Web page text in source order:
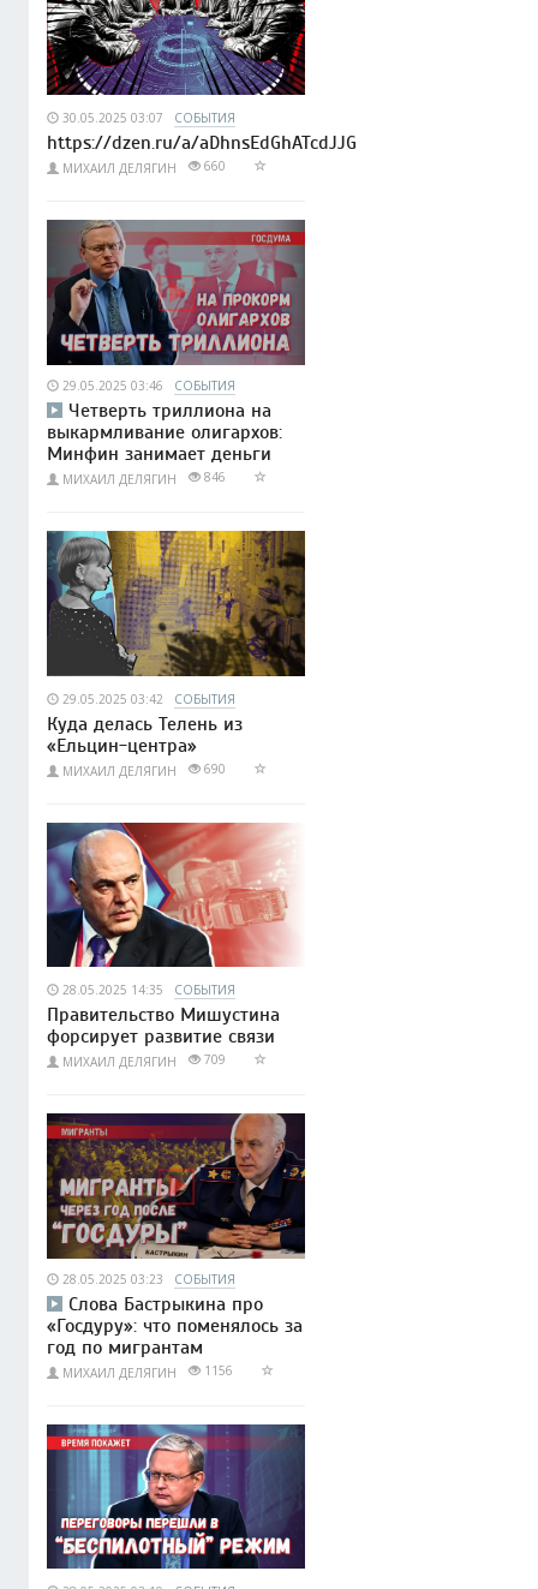
30.05.2025 03:07 СОБЫТИЯ
https://dzen.ru/a/aDhnsEdGhATcdJJG
МИХАИЛ ДЕЛЯГИН 660
29.05.2025 03:46 СОБЫТИЯ
Четверть триллиона на
выкармливание олигархов:
Минфин занимает деньги
МИХАИЛ ДЕЛЯГИН 846
29.05.2025 03:42 СОБЫТИЯ
Куда делась Телень из
«Ельцин-центра»
МИХАИЛ ДЕЛЯГИН 690
28.05.2025 14:35 СОБЫТИЯ
Правительство Мишустина
форсирует развитие связи
МИХАИЛ ДЕЛЯГИН 709
28.05.2025 03:23 СОБЫТИЯ
Слова Бастрыкина про
«Госдуру»: что поменялось за
год по мигрантам
МИХАИЛ ДЕЛЯГИН 1156